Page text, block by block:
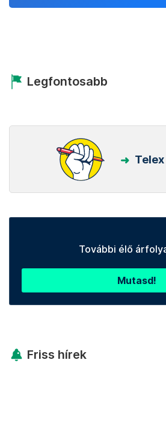
Legfontosabb
További élő
Mutasd!
Friss hírek